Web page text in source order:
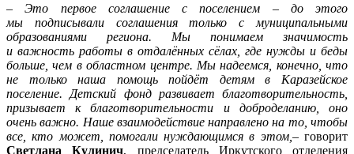
–Это первое соглашение с поселением – до этого
мы подписывали соглашения только с муниципальными
образованиями региона. Мы понимаем значимость
и важность работы в отдалённых сёлах, где нужды и беды
больше, чем в областном центре. Мы надеемся, конечно, что
не только наша помощь пойдёт детям в Каразейское
поселение. Детский фонд развивает благотворительность,
призывает к благотворительности и доброделанию, оно
очень важно. Наше взаимодействие направлено на то, чтобы
все, кто может, помогали нуждающимся в этом, – говорит
Светлана Кулинич, председатель Иркутского отделения